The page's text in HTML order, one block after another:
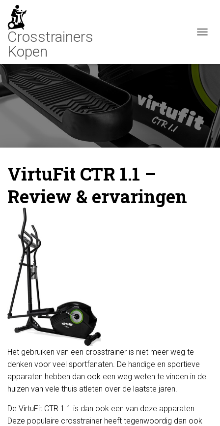
A
W
VirtuFit CTR 1.1 –
Review & ervaringen
Het gebruiken van een crosstrainer is niet meer weg te
denken voor veel sportfanaten. De handige en sportieve
apparaten hebben dan ook een weg weten te vinden in de
huizen van vele thuis atleten over de laatste jaren.
De VirtuFit CTR 1.1 is dan ook een van deze apparaten.
Deze populaire crosstrainer heeft tegenwoordig dan ook